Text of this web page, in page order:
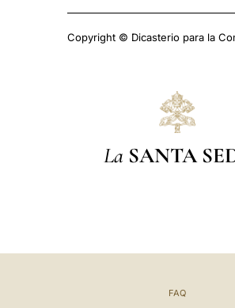
Copyright © Dicasterio para la
La SANTA
FAQ